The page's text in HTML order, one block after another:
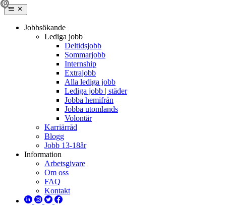
Jobbsökande
Lediga jobb
Deltidsjobb
Sommarjobb
Internship
Extrajobb
Alla lediga jobb
Lediga jobb | städer
Jobba hemifrån
Jobba utomlands
Volontär
Karriärråd
Blogg
Jobb 13-18år
Information
Arbetsgivare
Om oss
FAQ
Kontakt